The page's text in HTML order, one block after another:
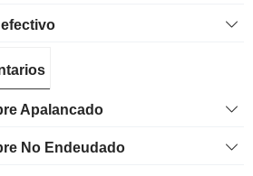
Apalancado
No Endeudado